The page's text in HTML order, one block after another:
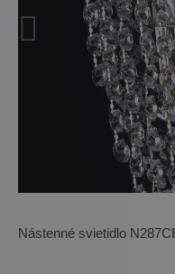
Nástenné svietidlo